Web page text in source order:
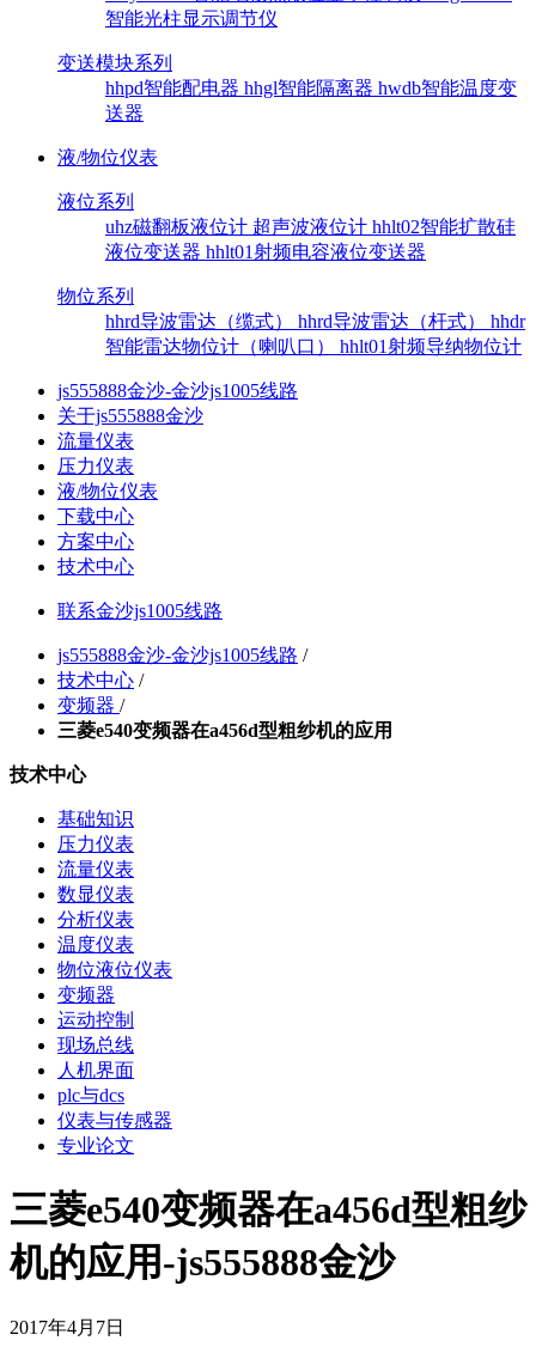
智能光柱显示调节仪
变送模块系列
hhpd智能配电器 hhgl智能隔离器 hwdb智能温度变
送器
液/物位仪表
液位系列
uhz磁翻板液位计 超声波液位计 hhlt02智能扩散硅
液位变送器 hhlt01射频电容液位变送器
物位系列
hhrd导波雷达（缆式） hhrd导波雷达（杆式） hhdr
智能雷达物位计（喇叭口） hhlt01射频导纳物位计
js555888金沙-金沙js1005线路
关于js555888金沙
流量仪表
压力仪表
液/物位仪表
下载中心
方案中心
技术中心
联系金沙js1005线路
js555888金沙-金沙js1005线路 /
技术中心 /
变频器 /
三菱e540变频器在a456d型粗纱机的应用
技术中心
基础知识
压力仪表
流量仪表
数显仪表
分析仪表
温度仪表
物位液位仪表
变频器
运动控制
现场总线
人机界面
plc与dcs
仪表与传感器
专业论文
三菱e540变频器在a456d型粗纱
机的应用-js555888金沙
2017年4月7日